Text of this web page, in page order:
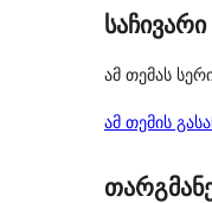
საჩივარი
ამ თემას
ამ თემის